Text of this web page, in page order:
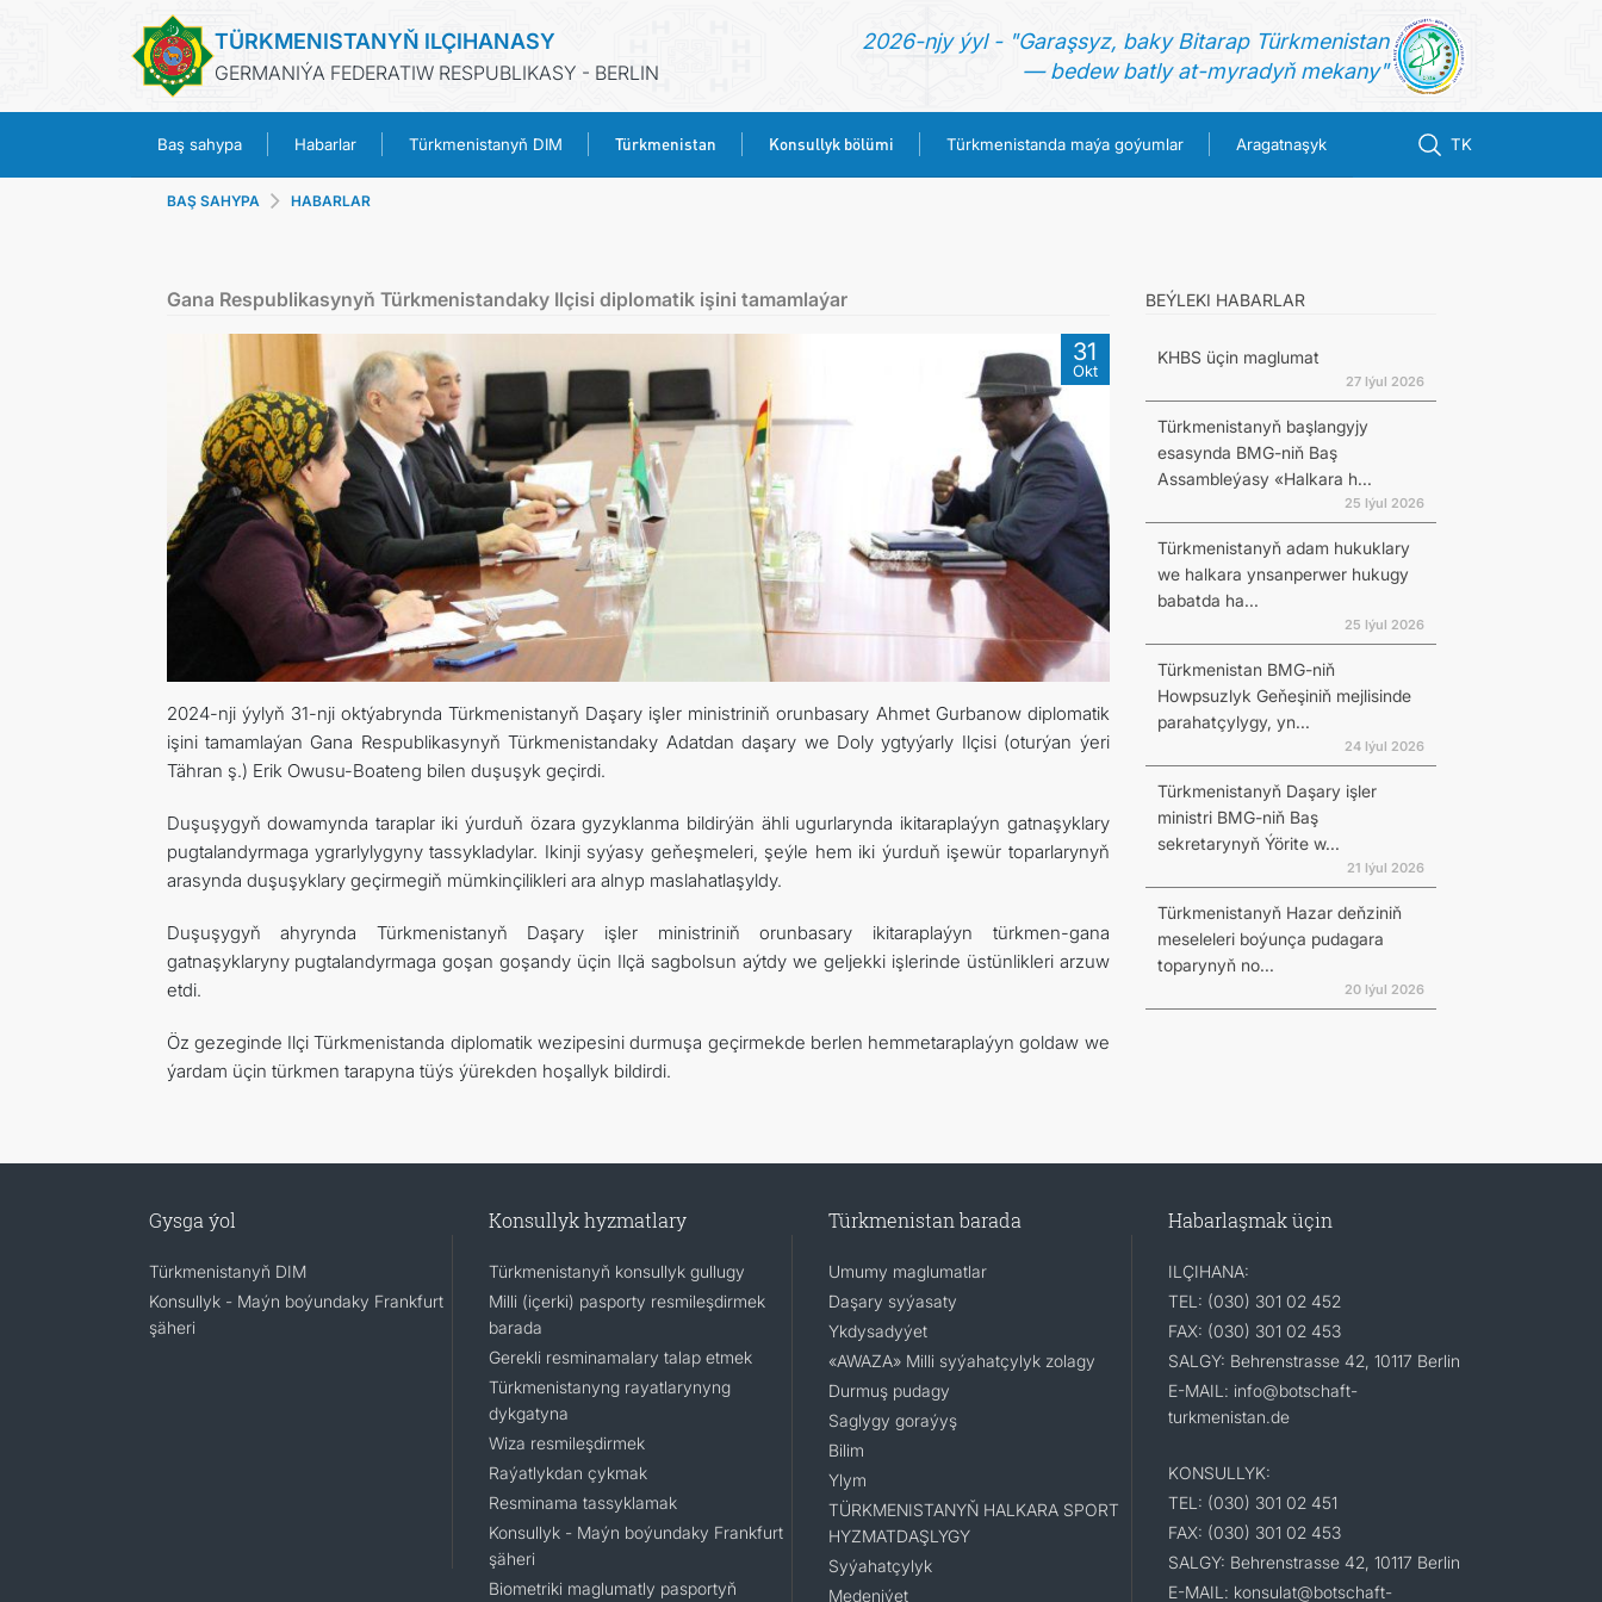
TÜRKMENISTANYŇ ILÇIHANASY
GERMANIÝA FEDERATIW RESPUBLIKASY - BERLIN
2026-njy ýyl - "Garaşsyz, baky Bitarap Türkmenistan
— bedew batly at-myradyň mekany"
Baş sahypa Habarlar Türkmenistanyň DIM Türkmenistan Konsullyk bölümi Türkmenistanda maýa goýumlar Aragatnaşyk TK
TÜRKMENISTANYŇ DIM
TÜRKMENISTAN
KONSULLYK BÖLÜMI
TÜRKMENISTANDA MAÝA GOÝUMLAR
ARAGATNAŞYK
BAŞ SAHYPA HABARLAR
Gana Respublikasynyň Türkmenistandaky Ilçisi diplomatik işini tamamlaýar
31
Okt
2024-nji ýylyň 31-nji oktýabrynda Türkmenistanyň Daşary işler ministriniň orunbasary Ahmet Gurbanow diplomatik
işini tamamlaýan Gana Respublikasynyň Türkmenistandaky Adatdan daşary we Doly ygtyýarly Ilçisi (oturýan ýeri
Tähran ş.) Erik Owusu-Boateng bilen duşuşyk geçirdi.
Duşuşygyň dowamynda taraplar iki ýurduň özara gyzyklanma bildirýän ähli ugurlarynda ikitaraplaýyn gatnaşyklary
pugtalandyrmaga ygrarlylygyny tassykladylar. Ikinji syýasy geňeşmeleri, şeýle hem iki ýurduň işewür toparlarynyň
arasynda duşuşyklary geçirmegiň mümkinçilikleri ara alnyp maslahatlaşyldy.
Duşuşygyň ahyrynda Türkmenistanyň Daşary işler ministriniň orunbasary ikitaraplaýyn türkmen-gana
gatnaşyklaryny pugtalandyrmaga goşan goşandy üçin Ilçä sagbolsun aýtdy we geljekki işlerinde üstünlikleri arzuw
etdi.
Öz gezeginde Ilçi Türkmenistanda diplomatik wezipesini durmuşa geçirmekde berlen hemmetaraplaýyn goldaw we
ýardam üçin türkmen tarapyna tüýs ýürekden hoşallyk bildirdi.
BEÝLEKI HABARLAR
KHBS üçin maglumat
27 Iýul 2026
Türkmenistanyň başlangyjy
esasynda BMG-niň Baş
Assambleýasy «Halkara h...
25 Iýul 2026
Türkmenistanyň adam hukuklary
we halkara ynsanperwer hukugy
babatda ha...
25 Iýul 2026
Türkmenistan BMG-niň
Howpsuzlyk Geňeşiniň mejlisinde
parahatçylygy, yn...
24 Iýul 2026
Türkmenistanyň Daşary işler
ministri BMG-niň Baş
sekretarynyň Ýörite w...
21 Iýul 2026
Türkmenistanyň Hazar deňziniň
meseleleri boýunça pudagara
toparynyň no...
20 Iýul 2026
Gysga ýol
Türkmenistanyň DIM
Konsullyk - Maýn boýundaky Frankfurt
şäheri
Konsullyk hyzmatlary
Türkmenistanyň konsullyk gullugy
Milli (içerki) pasporty resmileşdirmek
barada
Gerekli resminamalary talap etmek
Türkmenistanyng rayatlarynyng
dykgatyna
Wiza resmileşdirmek
Raýatlykdan çykmak
Resminama tassyklamak
Konsullyk - Maýn boýundaky Frankfurt
şäheri
Biometriki maglumatly pasportyň
Türkmenistan barada
Umumy maglumatlar
Daşary syýasaty
Ykdysadyýet
«AWAZA» Milli syýahatçylyk zolagy
Durmuş pudagy
Saglygy goraýyş
Bilim
Ylym
TÜRKMENISTANYŇ HALKARA SPORT
HYZMATDAŞLYGY
Syýahatçylyk
Medeniýet
Habarlaşmak üçin
ILÇIHANA:
TEL: (030) 301 02 452
FAX: (030) 301 02 453
SALGY: Behrenstrasse 42, 10117 Berlin
E-MAIL: info@botschaft-
turkmenistan.de
KONSULLYK:
TEL: (030) 301 02 451
FAX: (030) 301 02 453
SALGY: Behrenstrasse 42, 10117 Berlin
E-MAIL: konsulat@botschaft-